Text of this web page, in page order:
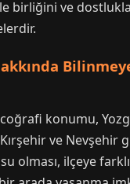
birliğini ve
konumu,
ve Nevşehir
olması, ilçeye